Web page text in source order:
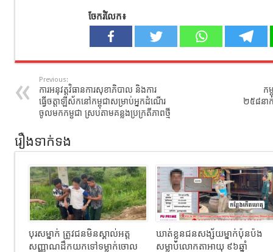
ចែករំលែក៖
Previous:
ការអនុវត្តវិធានការសុខាភិបាល និងការ
ធ្វើចត្តាឡីស័កនៅកម្ពុជាសម្រាប់អ្នកដំណើរ
ចូលមកកម្ពុជា ស្របតាមគន្លងប្រក្រតីភាពថ្មី
ក
២៥៨នា
រឿងទាក់ទង
បុរសម្នាក់ ត្រូវជនមិនស្គាល់អត្ត
សញ្ញាណដឹកយកទៅទម្លាក់ចោល
ឃាត់ខ្លួនជនសង្ស័យម្នាក់ប៉ុនប៉ង
សម្លាប់លោកតាអាយុ ៩៦ឆ្នាំ